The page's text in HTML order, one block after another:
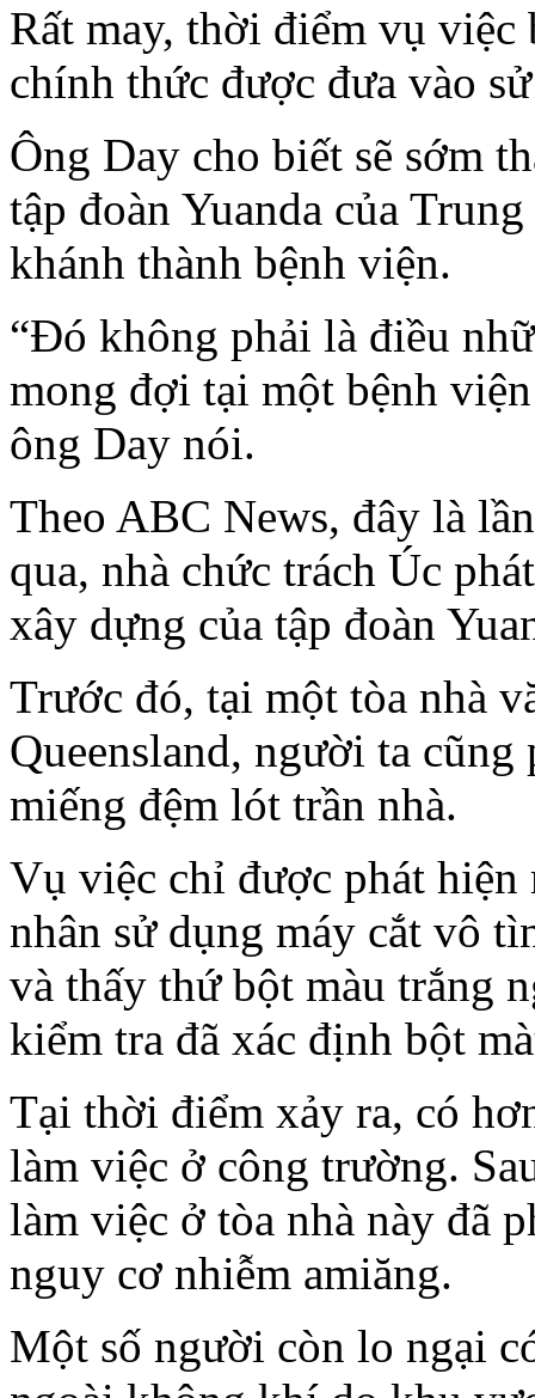
Rất may, thời điểm vụ việc
chính thức được đưa vào
Ông Day cho biết sẽ sớm
tập đoàn Yuanda của
khánh thành bệnh viện.
“Đó không phải là điều
mong đợi tại một bệnh
ông Day nói.
Theo ABC News, đây là
qua, nhà chức trách Úc
xây dựng của tập đoàn
Trước đó, tại một tòa nhà
Queensland, người ta cũng
miếng đệm lót trần nhà.
Vụ việc chỉ được phát
nhân sử dụng máy cắt vô
và thấy thứ bột màu trắng
kiểm tra đã xác định bột
Tại thời điểm xảy ra, có
làm việc ở công trường.
làm việc ở tòa nhà này đã
nguy cơ nhiễm amiăng.
Một số người còn lo ngại